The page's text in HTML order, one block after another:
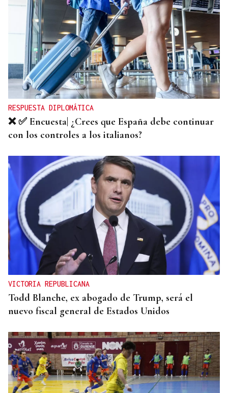
ARREDOR DE 300 PERSOAS
Galería | A Festa da Palabra acolle a entrega dos
Premios Ínsua dos Poetas 2026
RESPUESTA DIPLOMÁTICA
❌ ✅ Encuesta| ¿Crees que España debe continuar
con los controles a los italianos?
VICTORIA REPUBLICANA
Todd Blanche, ex abogado de Trump, será el
nuevo fiscal general de Estados Unidos